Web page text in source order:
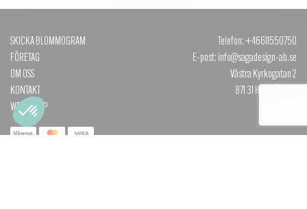
SKICKA BLOMMOGRAM
FÖRETAG
OM OSS
KONTAKT
WEBBSHOP
Telefon: +46611550750
E-post: info@sagadesign-ab.se
Västra Kyrkogatan 2
871 31 HÄRNÖSAND